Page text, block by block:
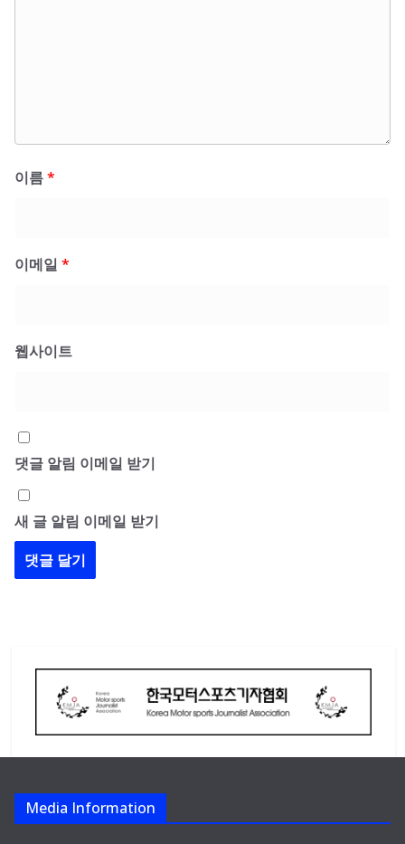
이름*
이메일 *
웹사이트
댓글 알림 이메일 받기
새 글 알림 이메일 받기
Media Information